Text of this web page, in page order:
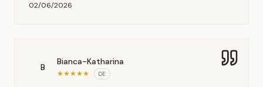
02/06/2026
B
Bianca-Katharina
★★★★★ DE